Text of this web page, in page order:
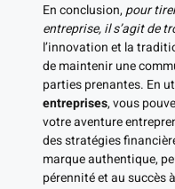
En conclusion,pour
entreprise, il s’agit de
l’innovation et la
de maintenir une
parties prenantes. En
entreprises, vous
votre aventure
des stratégies
marque authentique,
pérennité et au succès